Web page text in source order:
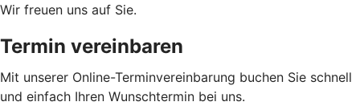
Wir freuen uns auf Sie.
Termin vereinbaren
Mit unserer Online-Terminvereinbarung buchen Sie schnell
und einfach Ihren Wunschtermin bei uns.